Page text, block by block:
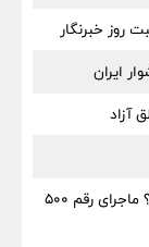
روز خبرنگار
ایران
هدیه روز خبرنگار ۱۴۰۵ وزارت ارشاد چقدر است؟ ماجرای رقم ۵۰۰